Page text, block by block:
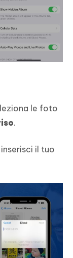
le foto
.
il tuo